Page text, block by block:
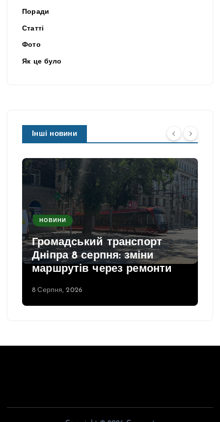
Поради
Статті
Фото
Як це було
Інші новини
НОВИНИ
Громадський транспорт
Дніпра 8 серпня: зміни
маршрутів через ремонти
8 Серпня, 2026